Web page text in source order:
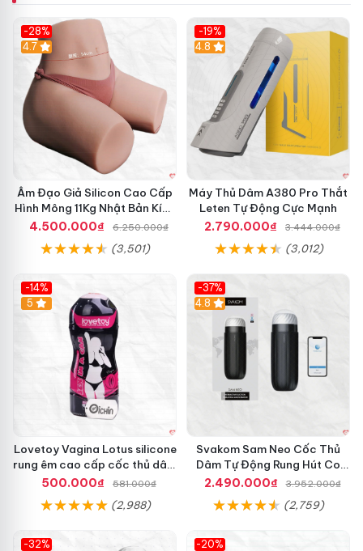
-28%
4.7
Âm Đạo Giả Silicon Cao Cấp
Hình Mông 11Kg Nhật Bản Kích
Thước Như Thật
4.500.000₫ 6.250.000₫
(3,501)
-19%
Hot
4.8
Máy Thủ Dâm A380 Pro Thắt
Leten Tự Động Cực Mạnh
2.790.000₫
3.444.000₫
(3,012)
-14%
Hot
5
Lovetoy Vagina Lotus silicone
rung êm cao cấp cốc thủ dâm
nam
500.000₫ 581.000₫
(2,988)
-37%
4.8
Svakom Sam Neo Cốc Thủ
Dâm Tự Động Rung Hút Co
Bóp App Điều Khiển
2.490.000₫ 3.952.000₫
(2,759)
-32%
-20%